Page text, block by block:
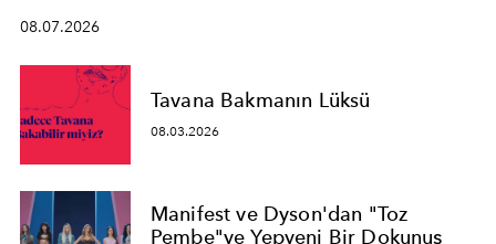
en yeni seçkisiyle bu imza felsefesini mekanlara taşıyor.
08.07.2026
Tavana Bakmanın Lüksü
08.03.2026
Manifest ve Dyson'dan "Toz
Pembe"ye Yepyeni Bir Dokunuş